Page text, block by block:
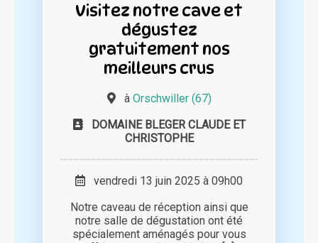
Visitez notre cave et
dégustez
gratuitement nos
meilleurs crus
à Orschwiller (67)
DOMAINE BLEGER CLAUDE ET
CHRISTOPHE
vendredi 13 juin 2025 à 09h00
Notre caveau de réception ainsi que
notre salle de dégustation ont été
spécialement aménagés pour vous